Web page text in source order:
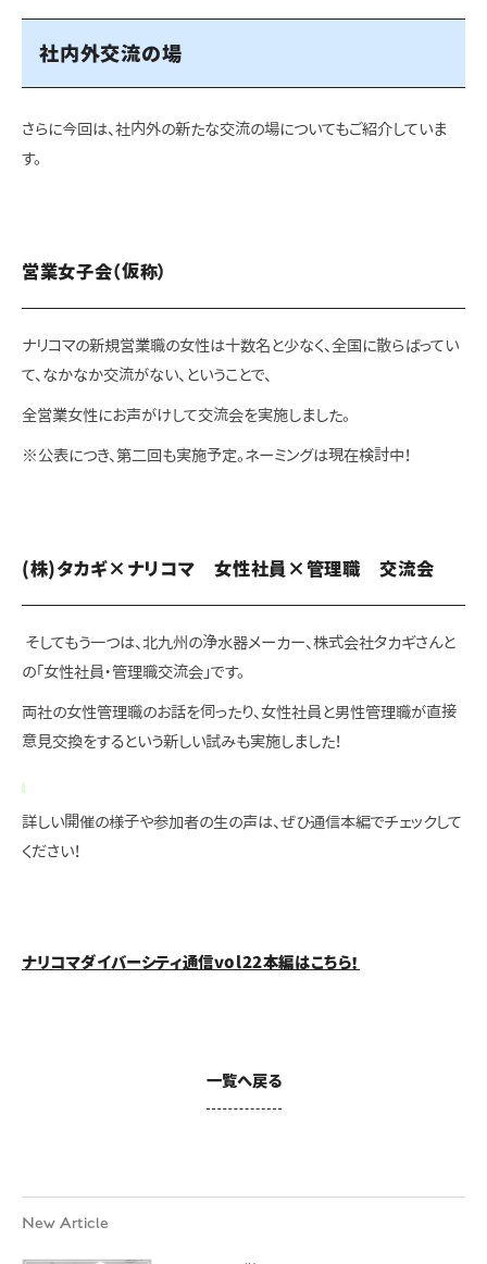
社内外交流の場
さらに今回は、社内外の新たな交流の場についてもご紹介していま
す。
営業女子会（仮称）
ナリコマの新規営業職の女性は十数名と少なく、全国に散らばってい
て、なかなか交流がない、ということで、
全営業女性にお声がけして交流会を実施しました。
※公表につき、第二回も実施予定。ネーミングは現在検討中！
(株)タカギ×ナリコマ 女性社員×管理職 交流会
そしてもう一つは、北九州の浄水器メーカー、株式会社タカギさんと
の「女性社員・管理職交流会」です。
両社の女性管理職のお話を伺ったり、女性社員と男性管理職が直接
意見交換をするという新しい試みも実施しました！
詳しい開催の様子や参加者の生の声は、ぜひ通信本編でチェックして
ください！
ナリコマダイバーシティ通信vol22本編はこちら！
一覧へ戻る
New Article